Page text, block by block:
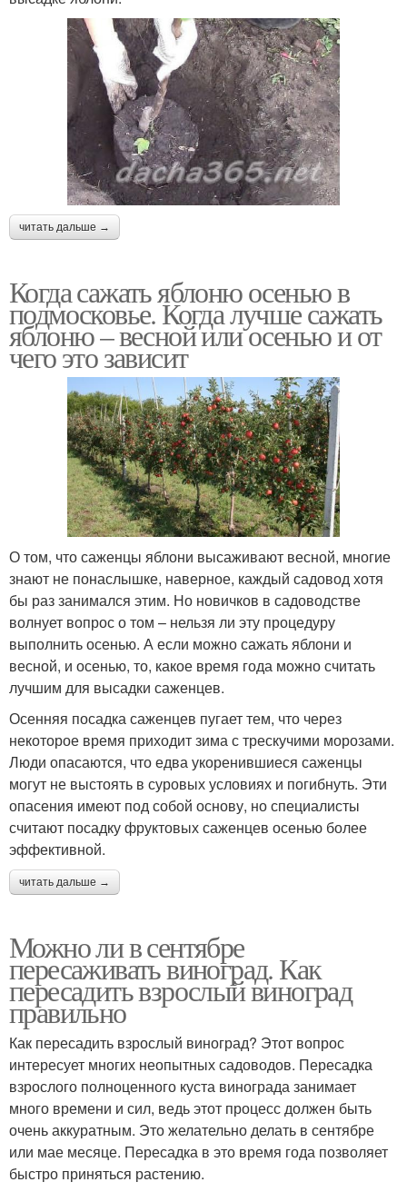
читать дальше →
Когда сажать яблоню осенью в
подмосковье. Когда лучше сажать
яблоню – весной или осенью и от
чего это зависит
О том, что саженцы яблони высаживают весной, многие
знают не понаслышке, наверное, каждый садовод хотя
бы раз занимался этим. Но новичков в садоводстве
волнует вопрос о том – нельзя ли эту процедуру
выполнить осенью. А если можно сажать яблони и
весной, и осенью, то, какое время года можно считать
лучшим для высадки саженцев.
Осенняя посадка саженцев пугает тем, что через
некоторое время приходит зима с трескучими морозами.
Люди опасаются, что едва укоренившиеся саженцы
могут не выстоять в суровых условиях и погибнуть. Эти
опасения имеют под собой основу, но специалисты
считают посадку фруктовых саженцев осенью более
эффективной.
читать дальше →
Можно ли в сентябре
пересаживать виноград. Как
пересадить взрослый виноград
правильно
Как пересадить взрослый виноград? Этот вопрос
интересует многих неопытных садоводов. Пересадка
взрослого полноценного куста винограда занимает
много времени и сил, ведь этот процесс должен быть
очень аккуратным. Это желательно делать в сентябре
или мае месяце. Пересадка в это время года позволяет
быстро приняться растению.